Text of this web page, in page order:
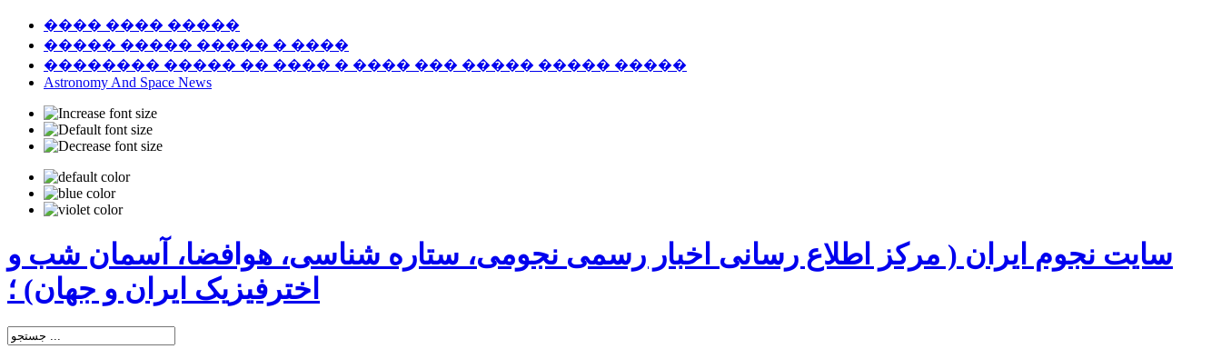
���� ���� �����
����� ����� ����� � ����
�������� ����� �� ���� � ���� ��� ����� ����� �����
Astronomy And Space News
سایت نجوم ایران ( مرکز اطلاع رسانی اخبار رسمی نجومی، ستاره شناسی، هوافضا، آسمان شب و
اخترفیزیک ایران و جهان) ؛